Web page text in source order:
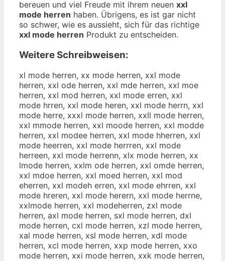
bereuen und viel Freude mit ihrem neuen xxl
mode herren haben. Übrigens, es ist gar nicht
so schwer, wie es aussieht, sich für das richtige
xxl mode herren Produkt zu entscheiden.
Weitere Schreibweisen:
xl mode herren, xx mode herren, xxl mode
herren, xxl ode herren, xxl mde herren, xxl moe
herren, xxl mod herren, xxl mode erren, xxl
mode hrren, xxl mode heren, xxl mode herrn, xxl
mode herre, xxxl mode herren, xxll mode herren,
xxl mmode herren, xxl moode herren, xxl modde
herren, xxl modee herren, xxl mode hherren, xxl
mode heerren, xxl mode herrren, xxl mode
herreen, xxl mode herrenn, xlx mode herren, xx
lmode herren, xxlm ode herren, xxl omde herren,
xxl mdoe herren, xxl moed herren, xxl mod
eherren, xxl modeh erren, xxl mode ehrren, xxl
mode hreren, xxl mode herern, xxl mode herrne,
xxlmode herren, xxl modeherren, zxl mode
herren, axl mode herren, sxl mode herren, dxl
mode herren, cxl mode herren, xzl mode herren,
xal mode herren, xsl mode herren, xdl mode
herren, xcl mode herren, xxp mode herren, xxo
mode herren, xxi mode herren, xxk mode herren,